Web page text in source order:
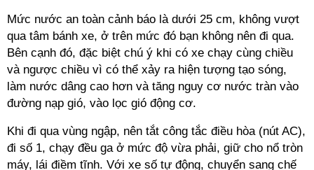
Mức nước an toàn cảnh báo là dưới 25 cm, không vượt
qua tâm bánh xe, ở trên mức đó bạn không nên đi qua.
Bên cạnh đó, đặc biệt chú ý khi có xe chạy cùng chiều
và ngược chiều vì có thể xảy ra hiện tượng tạo sóng,
làm nước dâng cao hơn và tăng nguy cơ nước tràn vào
đường nạp gió, vào lọc gió động cơ.
Khi đi qua vùng ngập, nên tắt công tắc điều hòa (nút AC),
đi số 1, chạy đều ga ở mức độ vừa phải, giữ cho nổ tròn
máy, lái điềm tĩnh. Với xe số tự động, chuyển sang chế